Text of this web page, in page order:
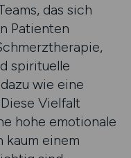
das sich
Patienten
spirituelle
wie eine
Vielfalt
hohe emotionale
kaum einem